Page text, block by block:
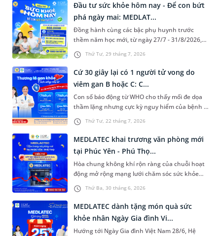
Thứ Tư, 29 tháng 7, 2026
Đầu tư sức khỏe hôm nay - Để con bứt
phá ngày mai: MEDLAT...
Đồng hành cùng các bậc phụ huynh trước
thềm năm học mới, từ ngày 27/7 - 31/8/2026,
Hệ thống Y tế MEDLATEC triển khai chương
trình "Đầu tư sức khỏe hôm nay - Để con bứt
phá ngày mai" với ưu đãi 10 - 16% cho các bộ
gói xét nghiệm vi chất và đánh giá phát triển
dành cho trẻ từ 1 - 12 tuổi. Chương trình áp
dụng tại toàn bộ hệ thống Bệnh viện/Phòng
khám Đa khoa MEDLATEC trên toàn quốc và
dịch vụ lấy mẫu xét nghiệm tận nơi, giúp cha
không mất nhiều thời gian.
Thứ Tư, 22 tháng 7, 2026
Cứ 30 giây lại có 1 người tử vong do
viêm gan B hoặc C: C...
Con số báo động từ WHO cho thấy mối đe dọa
thầm lặng nhưng cực kỳ nguy hiểm của bệnh lý
gan mật. Hưởng ứng Ngày Viêm gan Thế giới
28/7, với thông điệp "Bảo vệ lá gan khỏe
mạnh", Hệ thống Y tế MEDLATEC triển khai
chương trình tầm soát chuyên sâu cùng ưu đãi
đặc biệt - giảm 50% khám Gan mật - Truyền
nhiễm. Đây là cơ hội vàng để người dân chủ
động bảo vệ sức khỏe và trực tiếp thăm khám
cùng đội ngũ chuyên gia đầu ngành.
Thứ Ba, 30 tháng 6, 2026
MEDLATEC khai trương văn phòng mới
tại Phúc Yên - Phú Thọ...
Hòa chung không khí rộn ràng của chuỗi hoạt
động mở rộng mạng lưới chăm sóc sức khỏe
trên toàn quốc, Hệ thống Y tế MEDLATEC chính
thức khai trương văn phòng lấy mẫu mới tại
Phúc Yên - Phú Thọ. Nhân dịp này, người dân
có cơ hội nhận ưu đãi miễn phí 100% gói xét
nghiệm kiểm tra đường máu, mỡ máu và men
gan khi đăng ký trực tiếp tại cơ sở mới.
MEDLATEC dành tặng món quà sức
khỏe nhân Ngày Gia đình Vi...
Hướng tới Ngày Gia đình Việt Nam 28/6, Hệ